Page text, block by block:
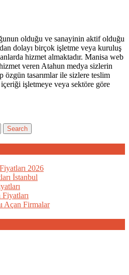
olduğu ve sanayinin aktif olduğu
dolayı birçok işletme veya kuruluş
hizmet almaktadır. Manisa web
veren Atahun medya sizlerin
özgün tasarımlar ile sizlere teslim
işletmeye veya sektöre göre
2026
İstanbul
Açan Firmalar